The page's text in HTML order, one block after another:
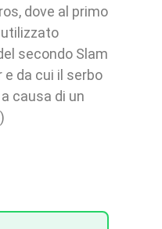
dove al primo
secondo Slam
e da cui il serbo
causa di un